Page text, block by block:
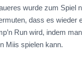
wurde zum Spiel
dass es wieder
Run wird, indem
Miis spielen kann.